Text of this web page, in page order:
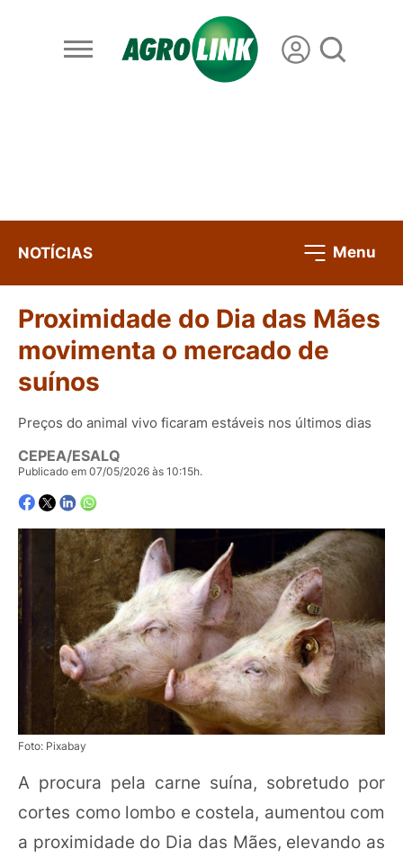
NOTÍCIAS Menu
Proximidade do Dia das Mães
movimenta o mercado de
suínos
Preços do animal vivo ficaram estáveis nos últimos dias
CEPEA/ESALQ
Publicado em 07/05/2026 às 10:15h.
Foto: Pixabay
A procura pela carne suína, sobretudo por
cortes como lombo e costela, aumentou com
a proximidade do Dia das Mães, elevando as